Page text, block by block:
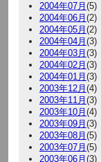
2004年07月 (5)
2004年06月 (2)
2004年05月 (2)
2004年04月 (3)
2004年03月 (3)
2004年02月 (3)
2004年01月 (3)
2003年12月 (4)
2003年11月 (3)
2003年10月 (4)
2003年09月 (3)
2003年08月 (5)
2003年07月 (5)
2003年06月 (3)